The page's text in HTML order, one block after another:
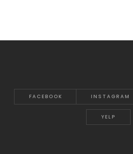
FACEBOOK INSTAGRAM
YELP